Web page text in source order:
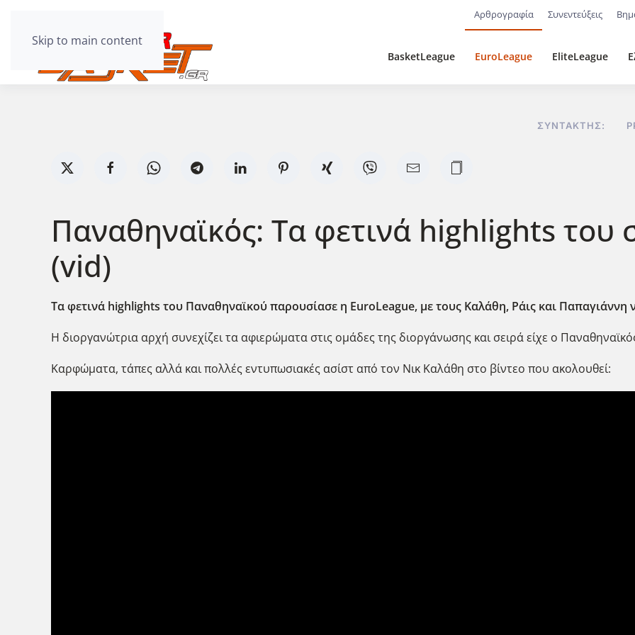
Skip to main content
Αρθρογραφία Συνεντεύξεις
BasketLeague EuroLeague EliteLeague
ΣΥΝΤΆΚΤΗΣ:
Παναθηναϊκός: Τα φετινά highlights του
(vid)
Τα φετινά highlights του Παναθηναϊκού παρουσίασε η EuroLeague, με τους Καλάθη, Ράις και Παπαγιάννη
Η διοργανώτρια αρχή συνεχίζει τα αφιερώματα στις ομάδες της διοργάνωσης και σειρά είχε ο
Καρφώματα, τάπες αλλά και πολλές εντυπωσιακές ασίστ από τον Νικ Καλάθη στο βίντεο που ακολουθεί: